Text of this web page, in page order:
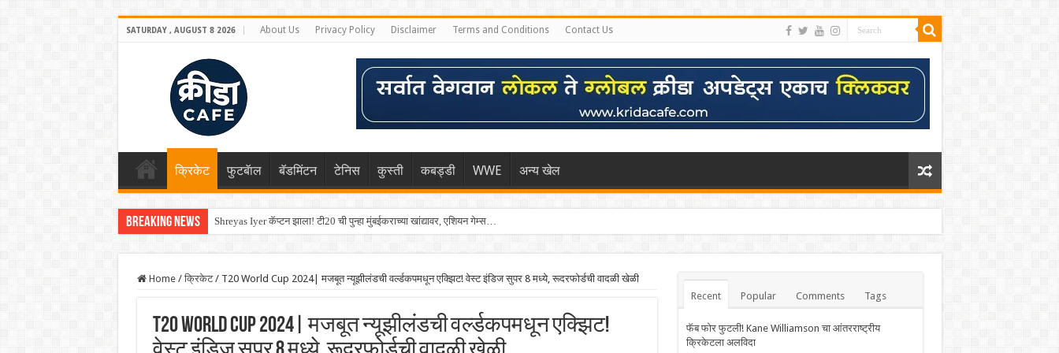
SATURDAY , AUGUST 8 2026 About Us Privacy Policy Disclaimer Terms and Conditions Contact Us
क्रिकेट फुटबॅाल बॅडमिंटन टेनिस कुस्ती कबड्डी WWE अन्य खेल
Breaking News Shreyas Iyer कॅप्टन झाला! टी20 ची पुन्हा मुंबईकराच्या खांद्यावर, एशियन गेम्स…
Home / क्रिकेट / T20 World Cup 2024| मजबूत न्यूझीलंडची वर्ल्डकपमधून एक्झिट! वेस्ट इंडिज सुपर 8 मध्ये, रूदरफोर्डची वादळी खेळी
T20 World Cup 2024| मजबूत न्यूझीलंडची वर्ल्डकपमधून एक्झिट!
Recent Popular Comments Tags
फॅब फोर फुटली! Kane Williamson चा आंतरराष्ट्रीय
क्रिकेटला अलविदा